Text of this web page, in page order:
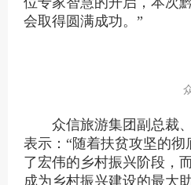
会取得圆满成功。”
众信旅游集团副总裁
表示：“随着扶贫攻坚的彻
了宏伟的乡村振兴阶段，
成为乡村振兴建设的最大